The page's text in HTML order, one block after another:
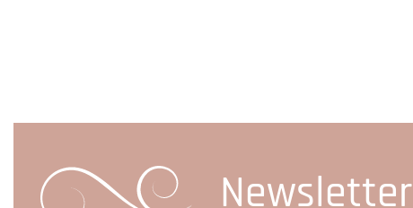
Newsletter